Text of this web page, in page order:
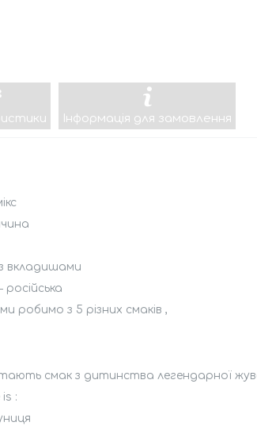
Інформація для замовлення
вкладишами
робимо з 5 різних смаків ,
смак з дитинства легендарної
: